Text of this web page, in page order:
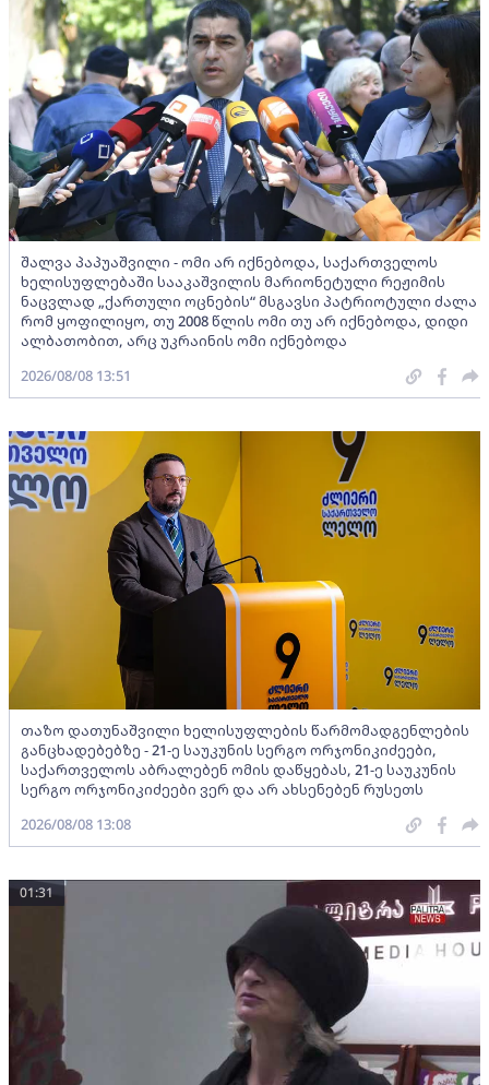
შალვა პაპუაშვილი - ომი არ იქნებოდა, საქართველოს
ხელისუფლებაში სააკაშვილის მარიონეტული რეჟიმის
ნაცვლად „ქართული ოცნების“ მსგავსი პატრიოტული ძალა
რომ ყოფილიყო, თუ 2008 წლის ომი თუ არ იქნებოდა, დიდი
ალბათობით, არც უკრაინის ომი იქნებოდა
2026/08/08 13:51
თაზო დათუნაშვილი ხელისუფლების წარმომადგენლების
განცხადებებზე - 21-ე საუკუნის სერგო ორჯონიკიძეები,
საქართველოს აბრალებენ ომის დაწყებას, 21-ე საუკუნის
სერგო ორჯონიკიძეები ვერ და არ ახსენებენ რუსეთს
2026/08/08 13:08
01:31